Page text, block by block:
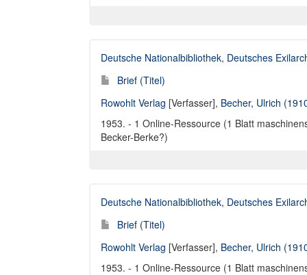
Deutsche Nationalbibliothek, Deutsches
Brief (Titel)
Rowohlt Verlag [Verfasser], Becher, Ulrich
1953. - 1 Online-Ressource (1 Blatt
Becker-Berke?)
Deutsche Nationalbibliothek, Deutsches
Brief (Titel)
Rowohlt Verlag [Verfasser], Becher, Ulrich
1953. - 1 Online-Ressource (1 Blatt